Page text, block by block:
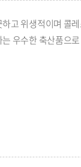
고 위생적이며 콜
우수한 축산품으